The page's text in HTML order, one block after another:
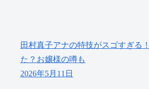
田村真子アナの特技がスゴすぎる
た？お嬢様の噂も
2026年5月11日